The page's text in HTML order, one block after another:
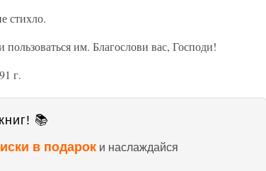
стихло.
им. Благослови вас, Господи!
г.
📚
в подарок и наслаждайся